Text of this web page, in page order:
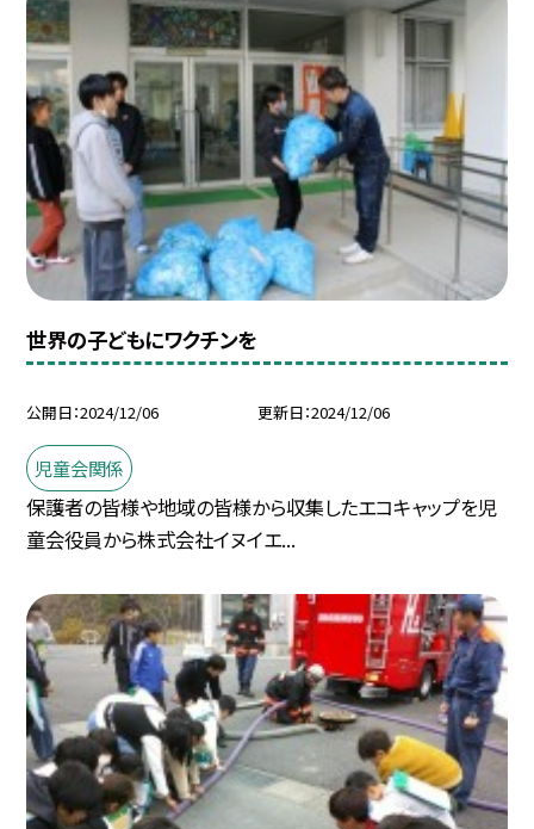
世界の子どもにワクチンを
公開日 2024/12/06 更新日 2024/12/06
児童会関係
保護者の皆様や地域の皆様から収集したエコキャップを児
童会役員から株式会社イヌイエ...